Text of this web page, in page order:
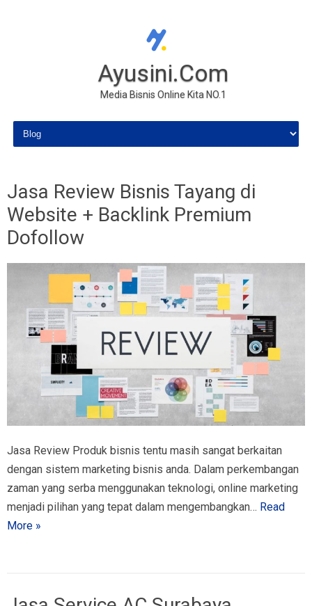
Ayusini.Com
Media Bisnis Online Kita NO.1
Skip to content
Jasa Review Bisnis Tayang di
Website + Backlink Premium
Dofollow
Jasa Review Produk bisnis tentu masih sangat berkaitan
dengan sistem marketing bisnis anda. Dalam perkembangan
zaman yang serba menggunakan teknologi, online marketing
menjadi pilihan yang tepat dalam mengembangkan… Read
More »